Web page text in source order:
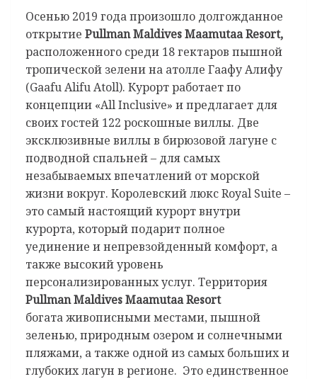
Осенью 2019 года произошло долгожданное
открытие PullmanMaldivesMaamutaaResort,
расположенного среди 18 гектаров пышной
тропической зелени на атолле Гаафу Алифу
(GaafuAlifuAtoll). Курорт работает по
концепции «All Inclusive» и предлагает для
своих гостей 122 роскошные виллы. Две
эксклюзивные виллы в бирюзовой лагуне с
подводной спальней – для самых
незабываемых впечатлений от морской
жизни вокруг. Королевский люкс Royal Suite –
это самый настоящий курорт внутри
курорта, который подарит полное
уединение и непревзойденный комфорт, а
также высокий уровень
персонализированных услуг. Территория
PullmanMaldivesMaamutaaResort
богатаживописными местами, пышной
зеленью, природным озером и солнечными
пляжами, а также одной из самых больших и
глубоких лагун в регионе. Это единственное